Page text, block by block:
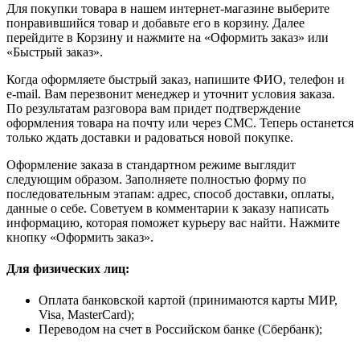
Для покупки товара в нашем интернет-магазине выберите
понравившийся товар и добавьте его в корзину. Далее
перейдите в Корзину и нажмите на «Оформить заказ» или
«Быстрый заказ».
Когда оформляете быстрый заказ, напишите ФИО, телефон и
e-mail. Вам перезвонит менеджер и уточнит условия заказа.
По результатам разговора вам придет подтверждение
оформления товара на почту или через СМС. Теперь останется
только ждать доставки и радоваться новой покупке.
Оформление заказа в стандартном режиме выглядит
следующим образом. Заполняете полностью форму по
последовательным этапам: адрес, способ доставки, оплаты,
данные о себе. Советуем в комментарии к заказу написать
информацию, которая поможет курьеру вас найти. Нажмите
кнопку «Оформить заказ».
Для физических лиц:
Оплата банковской картой (принимаются карты МИР,
Visa, MasterCard);
Переводом на счет в Российском банке (Сбербанк);